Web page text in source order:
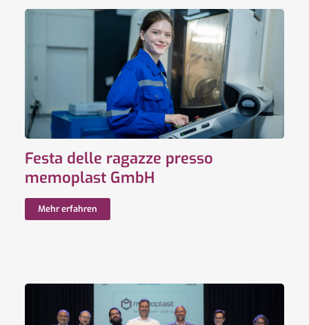
Festa delle ragazze presso
memoplast GmbH
Mehr erfahren